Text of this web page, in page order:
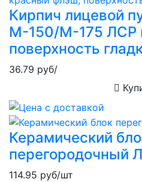
Кирпич лицевой
М-150/М-175 ЛСР
поверхность
36.79 руб/
Керамический
перегородочный
114.95 руб/шт